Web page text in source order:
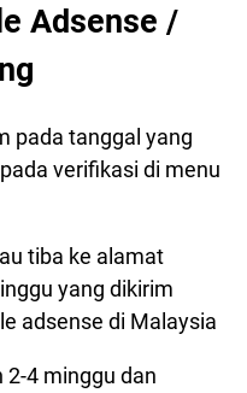
Adsense /
pada tanggal yang
verifikasi di menu
tiba ke alamat
yang dikirim
adsense di Malaysia
2-4 minggu dan